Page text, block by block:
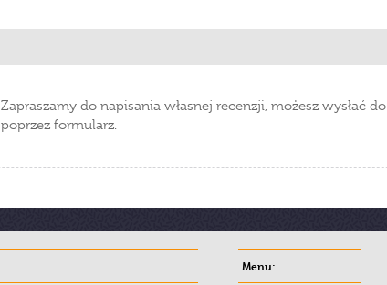
Zapraszamy do napisania własnej recenzji, możesz wysłać
poprzez formularz.
Menu: